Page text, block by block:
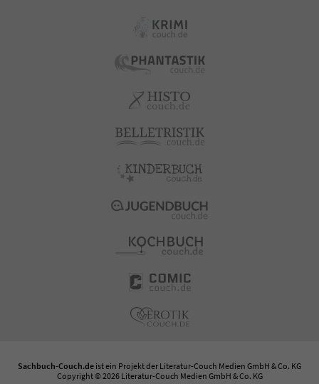
Sachbuch-Couch.de ist ein Projekt der Literatur-Couch Medien GmbH & Co. KG
Copyright © 2026 Literatur-Couch Medien GmbH & Co. KG